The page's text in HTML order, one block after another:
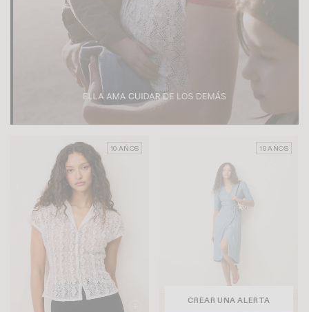
10 AÑOS 10 AÑOS
CREAR UNA ALERTA